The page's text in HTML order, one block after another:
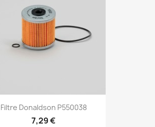
Filtre Donaldson P550038
7,29 €